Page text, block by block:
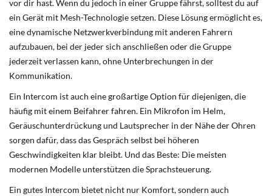
vor dir hast. Wenn du jedoch in einer Gruppe fährst, solltest du auf
ein Gerät mit Mesh-Technologie setzen. Diese Lösung ermöglicht es,
eine dynamische Netzwerkverbindung mit anderen Fahrern
aufzubauen, bei der jeder sich anschließen oder die Gruppe
jederzeit verlassen kann, ohne Unterbrechungen in der
Kommunikation.
Ein Intercom ist auch eine großartige Option für diejenigen, die
häufig mit einem Beifahrer fahren. Ein Mikrofon im Helm,
Geräuschunterdrückung und Lautsprecher in der Nähe der Ohren
sorgen dafür, dass das Gespräch selbst bei höheren
Geschwindigkeiten klar bleibt. Und das Beste: Die meisten
modernen Modelle unterstützen die Sprachsteuerung.
Ein gutes Intercom bietet nicht nur Komfort, sondern auch